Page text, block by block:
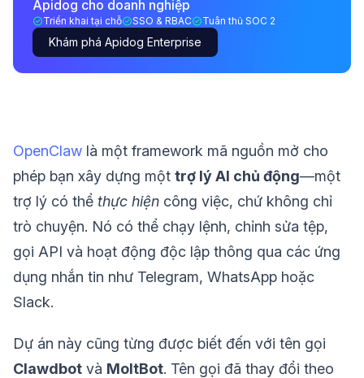
Apidog cho doanh nghiệp
Triển khai tại chỗ SSO & RBAC Tuân thủ SOC 2
Khám phá Apidog Enterprise
OpenClaw là một framework mã nguồn mở cho
phép bạn xây dựng một trợ lý AI chủ động—một
trợ lý có thể thực hiện công việc, chứ không chỉ
trò chuyện. Nó có thể chạy lệnh, chỉnh sửa tệp,
gọi API và hoạt động độc lập thông qua các ứng
dụng nhắn tin như Telegram, WhatsApp hoặc
Slack.
Dự án này cũng từng được biết đến với tên gọi
Clawdbot và MoltBot. Tên gọi đã thay đổi theo